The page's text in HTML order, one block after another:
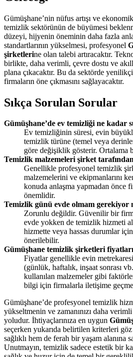
Gümüşhane’nin nüfus artışı ve
temizlik sektörünün de büyümesi
düzeyi, hijyenin öneminin daha fazla
standartlarının yükselmesi, profesyonel
şirketlerine olan talebi artıracaktır.
birlikte, daha verimli, çevre dostu ve
plana çıkacaktır. Bu da sektörde
firmaların öne çıkmasını sağlayacaktır.
Sıkça Sorulan Sorular
Gümüşhane’de ev temizliği ne kadar
Ev temizliğinin süresi, evin
temizlik türüne (temel veya
göre değişiklik gösterir. Ortalama
Temizlik malzemeleri şirket
Genellikle profesyonel temizlik
malzemelerini ve ekipmanlarını
konuda anlaşma yapmadan önce
önemlidir.
Temizlik günü evde olmam gerekiyor
Zorunlu değildir. Güvenilir bir
evde yokken de temizlik hizmeti
hizmette veya hassas durumlar
önerilebilir.
Gümüşhane temizlik şirketleri
Fiyatlar genellikle evin
(günlük, haftalık, inşaat sonrası
kullanılan malzemeler gibi
bilgi için firmalarla iletişime
Gümüşhane’de profesyonel temizlik
yükseltmenin ve zamanınızı daha
yoludur. İhtiyaçlarınıza en uygun
seçerken yukarıda belirtilen kriterleri
sağlıklı hem de ferah bir yaşam alanına
Unutmayın, temizlik sadece estetik bir